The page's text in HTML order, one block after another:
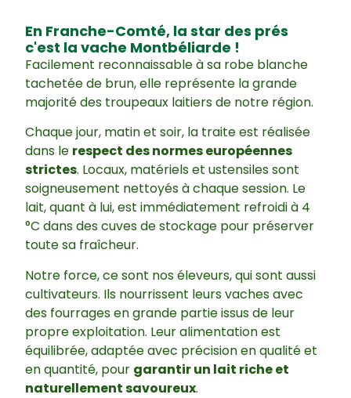
En Franche-Comté, la star des prés
c'est la vache Montbéliarde !
Facilement reconnaissable à sa robe blanche
tachetée de brun, elle représente la grande
majorité des troupeaux laitiers de notre région.
Chaque jour, matin et soir, la traite est réalisée
dans le respect des normes européennes
strictes. Locaux, matériels et ustensiles sont
soigneusement nettoyés à chaque session. Le
lait, quant à lui, est immédiatement refroidi à 4
°C dans des cuves de stockage pour préserver
toute sa fraîcheur.
Notre force, ce sont nos éleveurs, qui sont aussi
cultivateurs. Ils nourrissent leurs vaches avec
des fourrages en grande partie issus de leur
propre exploitation. Leur alimentation est
équilibrée, adaptée avec précision en qualité et
en quantité, pour garantir un lait riche et
naturellement savoureux.